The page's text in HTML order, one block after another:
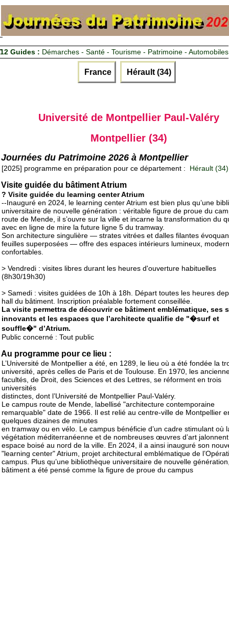
12 Guides : Démarches - Santé - Tourisme - Patrimoine - Automobiles
France Hérault (34)
Université de Montpellier Paul-Valéry
Montpellier (34)
Journées du Patrimoine 2026 à Montpellier
[2025] programme en préparation pour ce département : Hérault (34)
Visite guidée du bâtiment Atrium
? Visite guidée du learning center Atrium
--Inauguré en 2024, le learning center Atrium est bien plus qu’une
universitaire de nouvelle génération : véritable figure de proue du
route de Mende, il s’ouvre sur la ville et incarne la transformation du
avec en ligne de mire la future ligne 5 du tramway.
Son architecture singulière — strates vitrées et dalles filantes
feuilles superposées — offre des espaces intérieurs lumineux,
confortables.
> Vendredi : visites libres durant les heures d'ouverture habituelles
(8h30/19h30)
> Samedi : visites guidées de 10h à 18h. Départ toutes les heures
hall du bâtiment. Inscription préalable fortement conseillée.
La visite permettra de découvrir ce bâtiment emblématique, ses
innovants et les espaces que l’architecte qualifie de "�surf et
souffle�" d’Atrium.
Public concerné : Tout public
Au programme pour ce lieu :
L’Université de Montpellier a été, en 1289, le lieu où a été fondée la
université, après celles de Paris et de Toulouse. En 1970, les
facultés, de Droit, des Sciences et des Lettres, se réforment en trois
universités
distinctes, dont l’Université de Montpellier Paul-Valéry.
Le campus route de Mende, labellisé "architecture contemporaine
remarquable" date de 1966. Il est relié au centre-ville de Montpellier
quelques dizaines de minutes
en tramway ou en vélo. Le campus bénéficie d’un cadre stimulant où
végétation méditerranéenne et de nombreuses œuvres d’art
espace boisé au nord de la ville. En 2024, il a ainsi inauguré son
"learning center" Atrium, projet architectural emblématique de
campus. Plus qu’une bibliothèque universitaire de nouvelle
bâtiment a été pensé comme la figure de proue du campus